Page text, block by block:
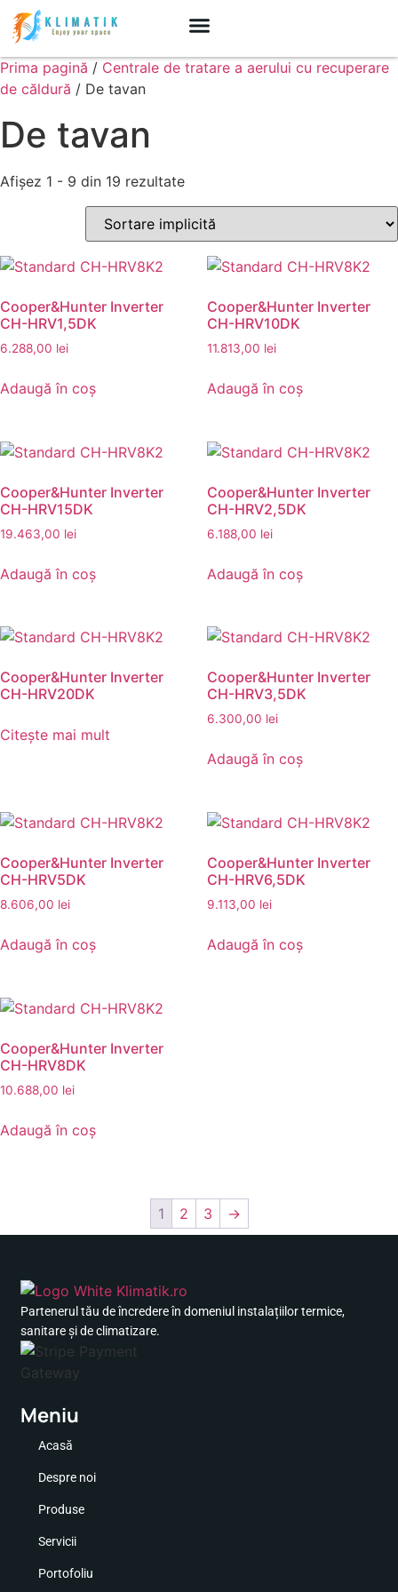
Prima pagină / Centrale de tratare a aerului cu recuperare
de căldură / De tavan
De tavan
Afișez 1 - 9 din 19 rezultate
Cooper&Hunter Inverter
CH-HRV1,5DK
6.288,00 lei
Adaugă în coș
Cooper&Hunter Inverter
CH-HRV10DK
11.813,00 lei
Adaugă în coș
Cooper&Hunter Inverter
CH-HRV15DK
19.463,00 lei
Adaugă în coș
Cooper&Hunter Inverter
CH-HRV2,5DK
6.188,00 lei
Adaugă în coș
Cooper&Hunter Inverter
CH-HRV20DK
Citește mai mult
Cooper&Hunter Inverter
CH-HRV3,5DK
6.300,00 lei
Adaugă în coș
Cooper&Hunter Inverter
CH-HRV5DK
8.606,00 lei
Adaugă în coș
Cooper&Hunter Inverter
CH-HRV6,5DK
9.113,00 lei
Adaugă în coș
Cooper&Hunter Inverter
CH-HRV8DK
10.688,00 lei
Adaugă în coș
1 2 3 →
Partenerul tău de încredere în domeniul instalațiilor termice,
sanitare și de climatizare.
Meniu
Acasă
Despre noi
Produse
Servicii
Portofoliu